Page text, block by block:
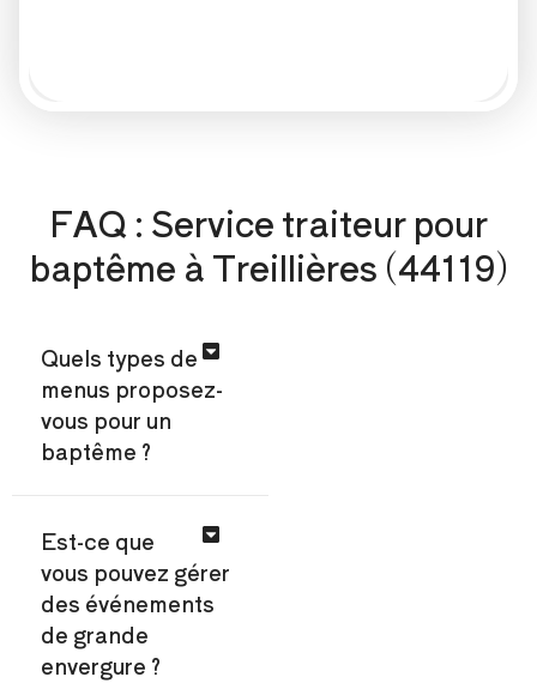
FAQ : Service traiteur pour
baptême à Treillières (44119)
Quels types de
menus proposez-
vous pour un
baptême ?
Est-ce que
vous pouvez gérer
des événements
de grande
envergure ?